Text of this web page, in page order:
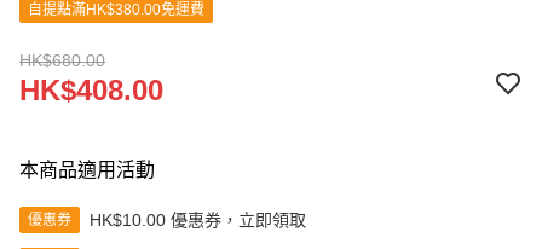
自提點滿HK$380.00免運費
HK$680.00
HK$408.00
本商品適用活動
優惠券 HK$10.00 優惠券，立即領取